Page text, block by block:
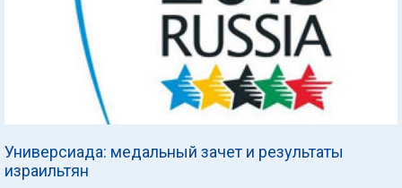
Универсиада: медальный зачет и результаты
израильтян